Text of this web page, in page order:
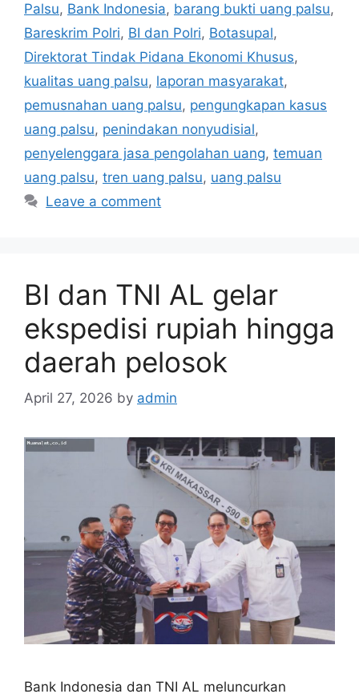
Palsu, Bank Indonesia, barang bukti uang palsu,
Bareskrim Polri, BI dan Polri, Botasupal,
Direktorat Tindak Pidana Ekonomi Khusus,
kualitas uang palsu, laporan masyarakat,
pemusnahan uang palsu, pengungkapan kasus
uang palsu, penindakan nonyudisial,
penyelenggara jasa pengolahan uang, temuan
uang palsu, tren uang palsu, uang palsu
Leave a comment
BI dan TNI AL gelar
ekspedisi rupiah hingga
daerah pelosok
April 27, 2026 by admin
Bank Indonesia dan TNI AL meluncurkan